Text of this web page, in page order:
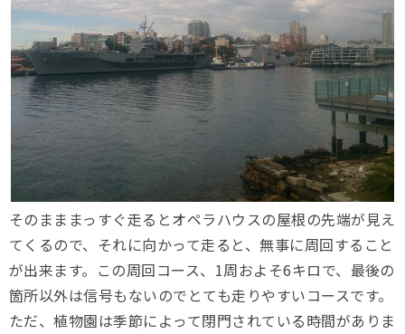
そのまままっすぐ走るとオペラハウスの屋根の先端が見え
てくるので、それに向かって走ると、無事に周回すること
が出来ます。この周回コース、1周およそ6キロで、最後の
箇所以外は信号もないのでとても走りやすいコースです。
ただ、植物園は季節によって閉門されている時間がありま